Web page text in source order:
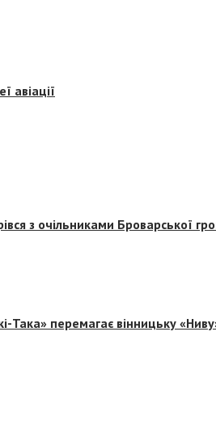
авіації
з очільниками Броварської
Така» перемагає вінницьку